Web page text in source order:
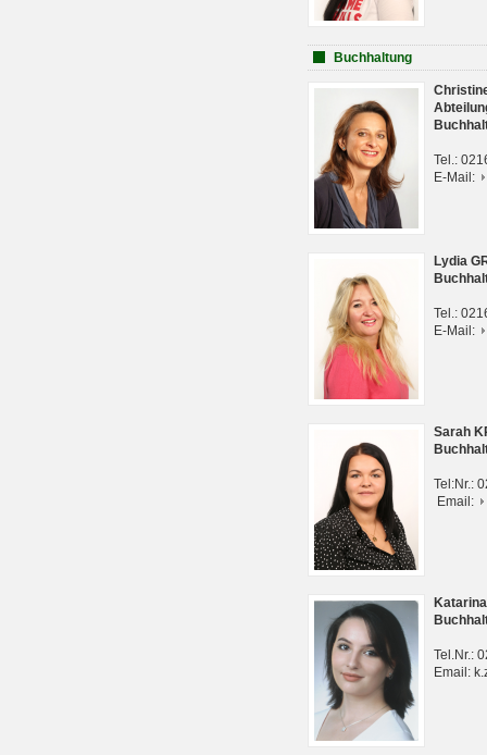
Buchhaltung
Tel.:
E-Mail:
Lydia
Tel.:
E-Mail:
Sarah
Tel:Nr.:
Email:
Tel.Nr.:
Email: